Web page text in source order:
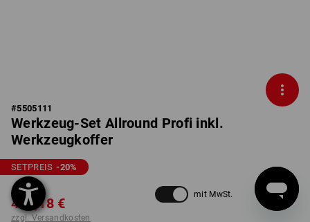
#5505111
Werkzeug-Set Allround Profi inkl.
Werkzeugkoffer
SETPREIS -20%
550,42 €
440,18 €
zzgl. Versandkosten
mit MwSt.